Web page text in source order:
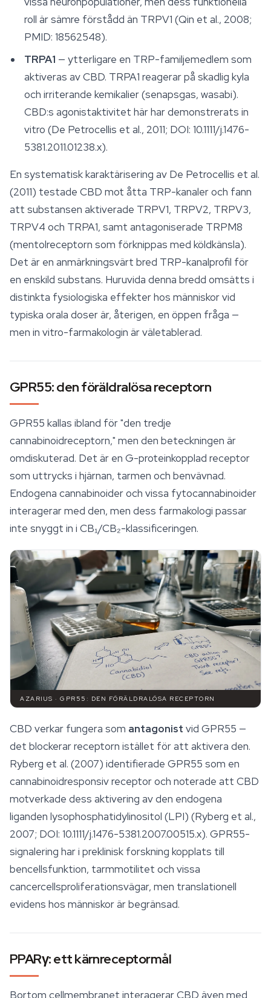
roll är sämre förstådd än TRPV1 (Qin et al., 2008;
PMID: 18562548).
TRPA1 — ytterligare en TRP-familjemedlem som
aktiveras av CBD. TRPA1 reagerar på skadlig kyla
och irriterande kemikalier (senapsgas, wasabi).
CBD:s agonistaktivitet här har demonstrerats in
vitro (De Petrocellis et al., 2011; DOI: 10.1111/j.1476-
5381.2011.01238.x).
En systematisk karaktärisering av De Petrocellis et al.
(2011) testade CBD mot åtta TRP-kanaler och fann
att substansen aktiverade TRPV1, TRPV2, TRPV3,
TRPV4 och TRPA1, samt antagoniserade TRPM8
(mentolreceptorn som förknippas med köldkänsla).
Det är en anmärkningsvärt bred TRP-kanalprofil för
en enskild substans. Huruvida denna bredd omsätts i
distinkta fysiologiska effekter hos människor vid
typiska orala doser är, återigen, en öppen fråga —
men in vitro-farmakologin är väletablerad.
GPR55: den föräldralösa receptorn
GPR55 kallas ibland för "den tredje
cannabinoidreceptorn," men den beteckningen är
omdiskuterad. Det är en G-proteinkopplad receptor
som uttrycks i hjärnan, tarmen och benvävnad.
Endogena cannabinoider och vissa fytocannabinoider
interagerar med den, men dess farmakologi passar
inte snyggt in i CB₁/CB₂-klassificeringen.
AZARIUS · GPR55: DEN FÖRÄLDRALÖSA RECEPTORN
CBD verkar fungera som antagonist vid GPR55 —
det blockerar receptorn istället för att aktivera den.
Ryberg et al. (2007) identifierade GPR55 som en
cannabinoidresponsiv receptor och noterade att CBD
motverkade dess aktivering av den endogena
liganden lysophosphatidylinositol (LPI) (Ryberg et al.,
2007; DOI: 10.1111/j.1476-5381.2007.00515.x). GPR55-
signalering har i preklinisk forskning kopplats till
bencellsfunktion, tarmmotilitet och vissa
cancercellsproliferationsvägar, men translationell
evidens hos människor är begränsad.
PPARγ: ett kärnreceptormål
Bortom cellmembranet interagerar CBD även med